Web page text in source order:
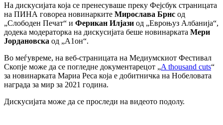
На дискусијата која се пренесуваше преку Фејсбук страницата
на ПИНА говореа новинарките Мирослава Брнс од
„Слободен Печат“ и Ферикан Илјази од „Евроњуз Албанија“,
додека модераторка на дискусијата беше новинарката Мери
Јордановска од „А1он“.
Во меѓувреме, на веб-страницата на Медиумскиот Фестивал
Скопје може да се погледне документарецот „A thousand cuts“
за новинарката Мариа Реса која е добитничка на Нобеловата
награда за мир за 2021 година.
Дискусијата може да се проследи на видеото подолу.